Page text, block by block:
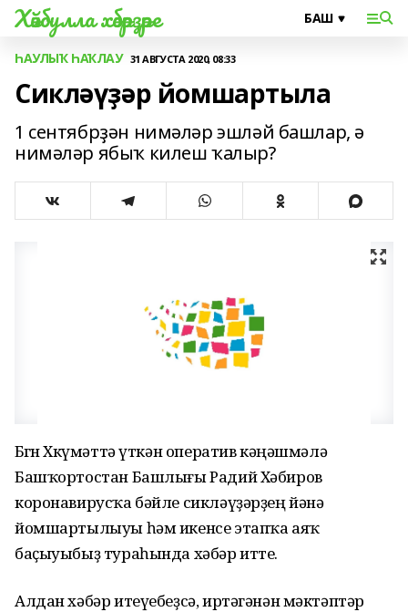
Хәйбулла хәбәрҙәре
ҺАУЛЫҠ ҺАҠЛАУ 31 АВГУСТА 2020, 08:33
Сикләүҙәр йомшартыла
1 сентябрҙән нимәләр эшләй башлар, ә
нимәләр ябыҡ килеш ҡалыр?
Бөгөн Хөкүмәттә үткән оператив кәңәшмәлә
Башҡортостан Башлығы Радий Хәбиров
коронавирусҡа бәйле сикләүҙәрҙең йәнә
йомшартылыуы һәм икенсе этапҡа аяҡ
баҫыуыбыҙ тураһында хәбәр итте.
Алдан хәбәр итеүебеҙсә, иртәгәнән мәктәптәр